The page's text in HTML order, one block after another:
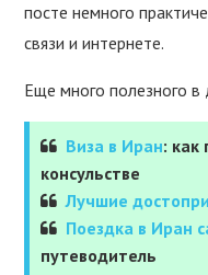
посте немного
связи и интернете.
Еще много полезного в
Виза в Иран: как
консульстве
Лучшие
Поездка в Иран
путеводитель